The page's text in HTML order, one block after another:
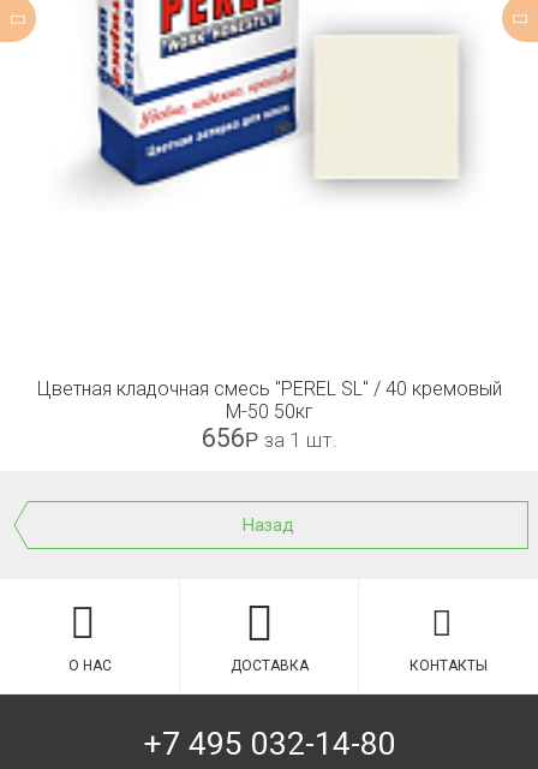
Цветная кладочная смесь "PEREL SL" / 40 кремовый
М-50 50кг
656Р за 1 шт.
Назад
О НАС ДОСТАВКА КОНТАКТЫ
+7 495 032-14-80